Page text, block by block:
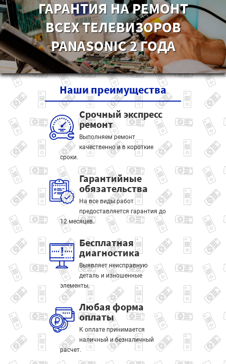
ГАРАНТИЯ НА РЕМОНТ
ВСЕХ ТЕЛЕВИЗОРОВ
PANASONIC 2 ГОДА
Нашипреимущества
Срочный экспресс
ремонт
Выполняем ремонт
качественно и в короткие
сроки.
Гарантийные
обязательства
На все виды работ
предоставляется гарантия до
12 месяцев.
Бесплатная
диагностика
Выявляет неисправную
деталь и изношенные
элементы.
Любая форма
оплаты
К оплате принимается
наличный и безналичный
расчет.